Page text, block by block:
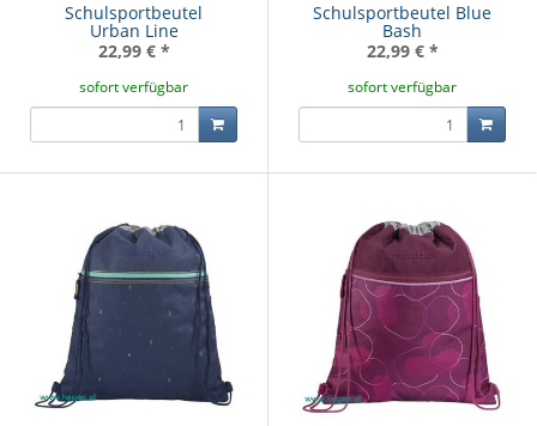
Schulsportbeutel
Urban Line
22,99 € *
sofort verfügbar
Schulsportbeutel Blue
Bash
22,99 € *
sofort verfügbar